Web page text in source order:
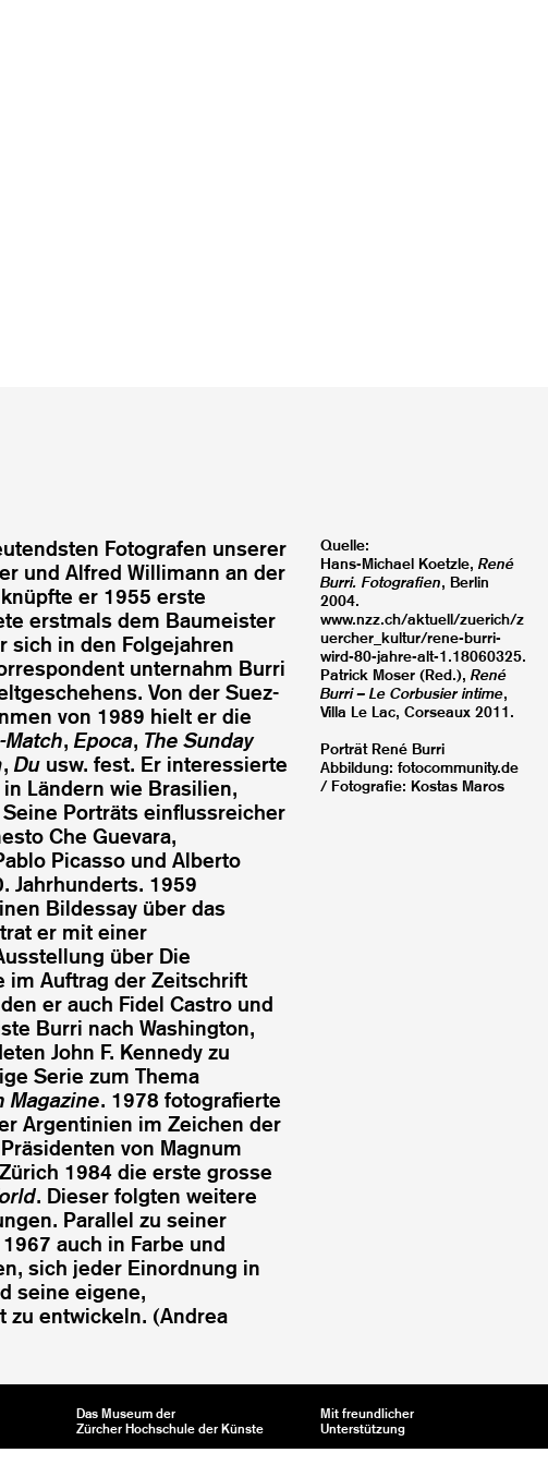
Fotografen unserer
und Alfred Willimann an der
er 1955 erste
erstmals dem Baumeister
sich in den Folgejahren
unternahm Burri
Von der Suez-
von 1989 hielt er die
Match, Epoca, The Sunday
, Du usw. fest. Er interessierte
Ländern wie Brasilien,
Porträts einflussreicher
Che Guevara,
Picasso und Alberto
Jahrhunderts. 1959
Bildessay über das
er mit einer
über Die
im Auftrag der Zeitschrift
er auch Fidel Castro und
Burri nach Washington,
John F. Kennedy zu
Serie zum Thema
Magazine. 1978 fotografierte
Argentinien im Zeichen der
von Magnum
1984 die erste grosse
. Dieser folgten weitere
Parallel zu seiner
auch in Farbe und
sich jeder Einordnung in
seine eigene,
zu entwickeln. (Andrea
Quelle:
Hans-Michael Koetzle, René
Burri. Fotografien, Berlin
2004.
www.nzz.ch/aktuell/zuerich/z
uercher_kultur/rene-burri-
wird-80-jahre-alt-1.18060325.
Patrick Moser (Red.), René
Burri – Le Corbusier intime,
Villa Le Lac, Corseaux 2011.
Porträt René Burri
Abbildung: fotocommunity.de
/ Fotografie: Kostas Maros
Das Museum der
Zürcher Hochschule der Künste
Mit freundlicher
Unterstützung